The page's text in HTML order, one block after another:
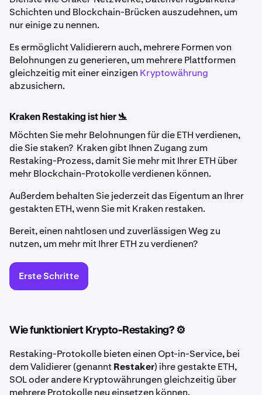
Schichten und Blockchain-Brücken auszudehnen, um
nur einige zu nennen.
Es ermöglicht Validierern auch, mehrere Formen von
Belohnungen zu generieren, um mehrere Plattformen
gleichzeitig mit einer einzigen Kryptowährung
abzusichern.
Kraken Restaking ist hier 🛬
Möchten Sie mehr Belohnungen für die ETH verdienen,
die Sie staken? Kraken gibt Ihnen Zugang zum
Restaking-Prozess, damit Sie mehr mit Ihrer ETH über
mehr Blockchain-Protokolle verdienen können.
Außerdem behalten Sie jederzeit das Eigentum an Ihrer
gestakten ETH, wenn Sie mit Kraken restaken.
Bereit, einen nahtlosen und zuverlässigen Weg zu
nutzen, um mehr mit Ihrer ETH zu verdienen?
Erste Schritte
Wie funktioniert Krypto-Restaking? ⚙️
Restaking-Protokolle bieten einen Opt-in-Service, bei
dem Validierer (genanntRestaker) ihre gestakte ETH,
SOL oder andere Kryptowährungen gleichzeitig über
mehrere Protokolle neu einsetzen können.